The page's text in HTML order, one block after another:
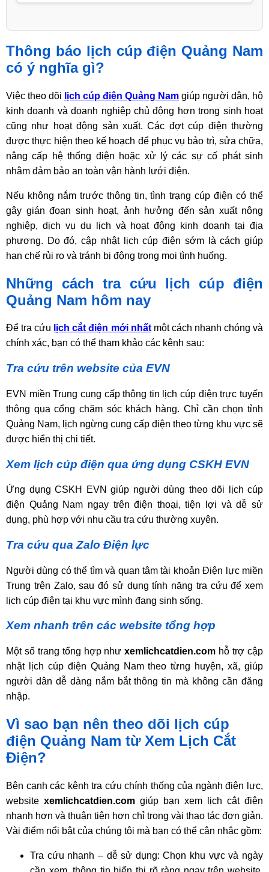
Thông báo lịch cúp điện Quảng Nam
có ý nghĩa gì?
Việc theo dõi lịch cúp điện Quảng Nam giúp người dân, hộ
kinh doanh và doanh nghiệp chủ động hơn trong sinh hoạt
cũng như hoạt động sản xuất. Các đợt cúp điện thường
được thực hiện theo kế hoạch để phục vụ bảo trì, sửa chữa,
nâng cấp hệ thống điện hoặc xử lý các sự cố phát sinh
nhằm đảm bảo an toàn vận hành lưới điện.
Nếu không nắm trước thông tin, tình trạng cúp điện có thể
gây gián đoạn sinh hoạt, ảnh hưởng đến sản xuất nông
nghiệp, dịch vụ du lịch và hoạt động kinh doanh tại địa
phương. Do đó, cập nhật lịch cúp điện sớm là cách giúp
hạn chế rủi ro và tránh bị động trong mọi tình huống.
Những cách tra cứu lịch cúp điện
Quảng Nam hôm nay
Để tra cứu lịch cắt điện mới nhấtmột cách nhanh chóng và
chính xác, bạn có thể tham khảo các kênh sau:
Tra cứu trên website của EVN
EVN miền Trung cung cấp thông tin lịch cúp điện trực tuyến
thông qua cổng chăm sóc khách hàng. Chỉ cần chọn tỉnh
Quảng Nam, lịch ngừng cung cấp điện theo từng khu vực sẽ
được hiển thị chi tiết.
Xem lịch cúp điện qua ứng dụng CSKH EVN
Ứng dụng CSKH EVN giúp người dùng theo dõi lịch cúp
điện Quảng Nam ngay trên điện thoại, tiện lợi và dễ sử
dụng, phù hợp với nhu cầu tra cứu thường xuyên.
Tra cứu qua Zalo Điện lực
Người dùng có thể tìm và quan tâm tài khoản Điện lực miền
Trung trên Zalo, sau đó sử dụng tính năng tra cứu để xem
lịch cúp điện tại khu vực mình đang sinh sống.
Xem nhanh trên các website tổng hợp
Một số trang tổng hợp nhưxemlichcatdien.com hỗ trợ cập
nhật lịch cúp điện Quảng Nam theo từng huyện, xã, giúp
người dân dễ dàng nắm bắt thông tin mà không cần đăng
nhập.
Vì sao bạn nên theo dõi lịch cúp
điện Quảng Nam từ Xem Lịch Cắt
Điện?
Bên cạnh các kênh tra cứu chính thống của ngành điện lực,
website xemlichcatdien.com giúp bạn xem lịch cắt điện
nhanh hơn và thuận tiện hơn chỉ trong vài thao tác đơn giản.
Vài điểm nổi bật của chúng tôi mà bạn có thể cân nhắc gồm:
Tra cứu nhanh – dễ sử dụng: Chọn khu vực và ngày